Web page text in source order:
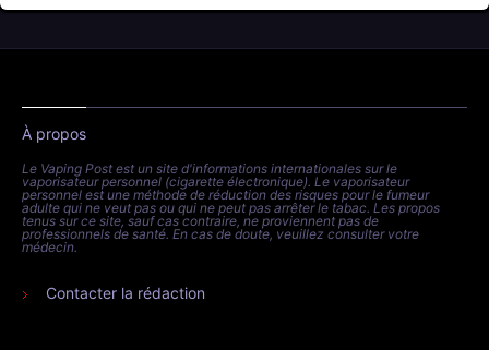
À propos
Le Vaping Post est un site d'informations internationales sur le
vaporisateur personnel (cigarette électronique). Le vaporisateur
personnel est une méthode de réduction des risques pour le fumeur
adulte qui ne veut pas ou qui ne peut pas arrêter le tabac. Les propos
tenus sur ce site, sauf cas contraire, ne proviennent pas de
professionnels de santé. En cas de doute, veuillez consulter votre
médecin.
Contacter la rédaction